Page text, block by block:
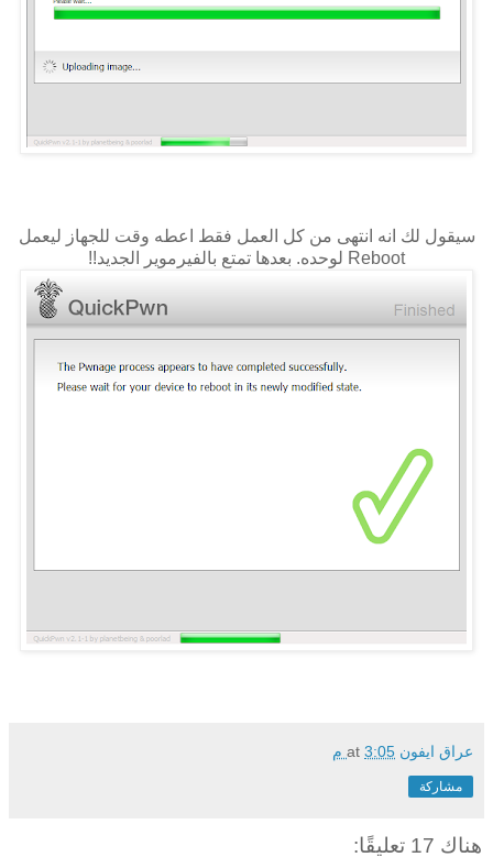
سيقول لك انه انتهى من كل العمل فقط اعطه وقت للجهاز ليعمل
Reboot لوحده. بعدها تمتع بالفيرموير الجديد!!
عراق ايفون at 3:05 م
مشاركة
هناك 17 تعليقًا: